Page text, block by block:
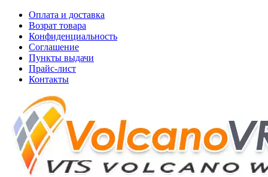
Оплата и доставка
Возрат товара
Конфиденциальность
Соглашение
Пункты выдачи
Прайс-лист
Контакты